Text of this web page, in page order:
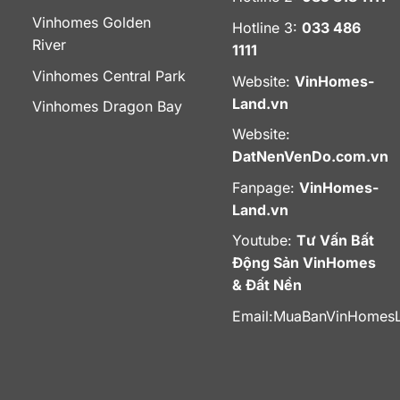
Vinhomes Golden
River
Vinhomes Central Park
Vinhomes Dragon Bay
Hotline 3: 033 486
1111
Website: VinHomes-
Land.vn
Website:
DatNenVenDo.com.vn
Fanpage: VinHomes-
Land.vn
Youtube: Tư Vấn Bất
Động Sản VinHomes
& Đất Nền
Email: